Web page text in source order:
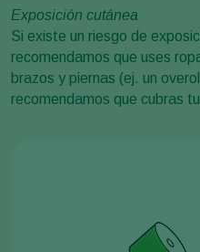
Exposición cutánea
Si existe un riesgo de
recomendamos que uses
brazos y piernas (ej. un
recomendamos que cubras